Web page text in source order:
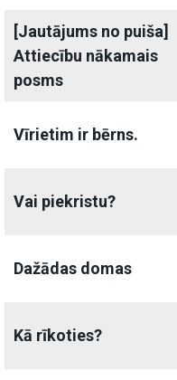
[Jautājums no puiša]
Attiecību nākamais
posms
Vīrietim ir bērns.
Vai piekristu?
Dažādas domas
Kā rīkoties?